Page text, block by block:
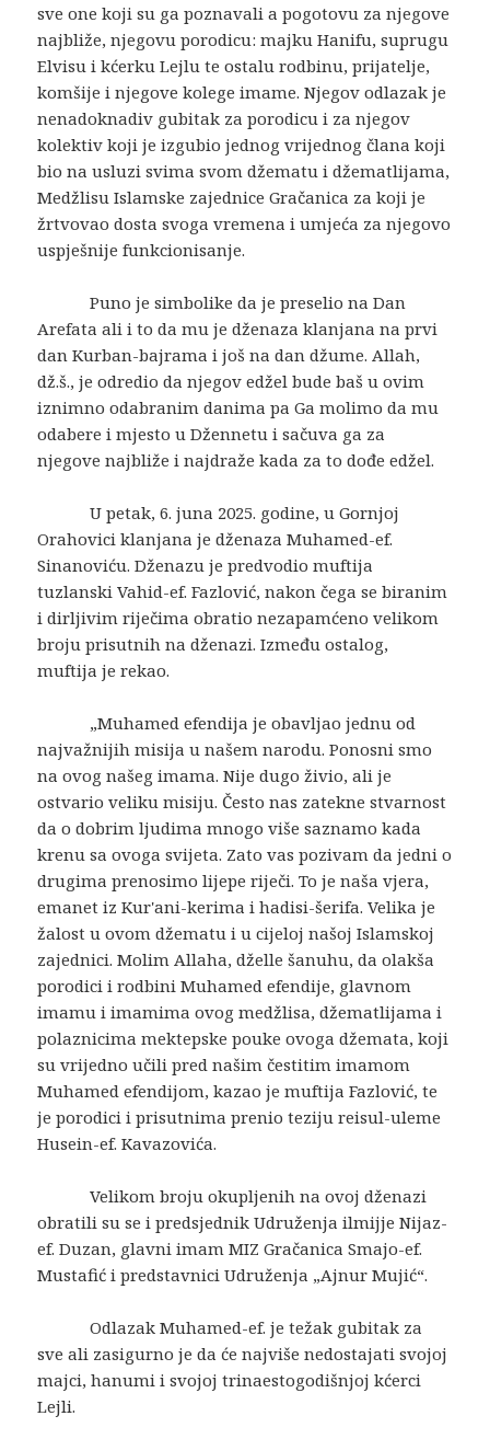
sve one koji su ga poznavali a pogotovu za njegove
najbliže, njegovu porodicu: majku Hanifu, suprugu
Elvisu i kćerku Lejlu te ostalu rodbinu, prijatelje,
komšije i njegove kolege imame. Njegov odlazak je
nenadoknadiv gubitak za porodicu i za njegov
kolektiv koji je izgubio jednog vrijednog člana koji
bio na usluzi svima svom džematu i džematlijama,
Medžlisu Islamske zajednice Gračanica za koji je
žrtvovao dosta svoga vremena i umjeća za njegovo
uspješnije funkcionisanje.
Puno je simbolike da je preselio na Dan
Arefata ali i to da mu je dženaza klanjana na prvi
dan Kurban-bajrama i još na dan džume. Allah,
dž.š., je odredio da njegov edžel bude baš u ovim
iznimno odabranim danima pa Ga molimo da mu
odabere i mjesto u Džennetu i sačuva ga za
njegove najbliže i najdraže kada za to dođe edžel.
U petak, 6. juna 2025. godine, u Gornjoj
Orahovici klanjana je dženaza Muhamed-ef.
Sinanoviću. Dženazu je predvodio muftija
tuzlanski Vahid-ef. Fazlović, nakon čega se biranim
i dirljivim riječima obratio nezapamćeno velikom
broju prisutnih na dženazi. Između ostalog,
muftija je rekao.
„Muhamed efendija je obavljao jednu od
najvažnijih misija u našem narodu. Ponosni smo
na ovog našeg imama. Nije dugo živio, ali je
ostvario veliku misiju. Često nas zatekne stvarnost
da o dobrim ljudima mnogo više saznamo kada
krenu sa ovoga svijeta. Zato vas pozivam da jedni o
drugima prenosimo lijepe riječi. To je naša vjera,
emanet iz Kur'ani-kerima i hadisi-šerifa. Velika je
žalost u ovom džematu i u cijeloj našoj Islamskoj
zajednici. Molim Allaha, dželle šanuhu, da olakša
porodici i rodbini Muhamed efendije, glavnom
imamu i imamima ovog medžlisa, džematlijama i
polaznicima mektepske pouke ovoga džemata, koji
su vrijedno učili pred našim čestitim imamom
Muhamed efendijom, kazao je muftija Fazlović, te
je porodici i prisutnima prenio teziju reisul-uleme
Husein-ef. Kavazovića.
Velikom broju okupljenih na ovoj dženazi
obratili su se i predsjednik Udruženja ilmijje Nijaz-
ef. Duzan, glavni imam MIZ Gračanica Smajo-ef.
Mustafić i predstavnici Udruženja „Ajnur Mujić“.
Odlazak Muhamed-ef. je težak gubitak za
sve ali zasigurno je da će najviše nedostajati svojoj
majci, hanumi i svojoj trinaestogodišnjoj kćerci
Lejli.